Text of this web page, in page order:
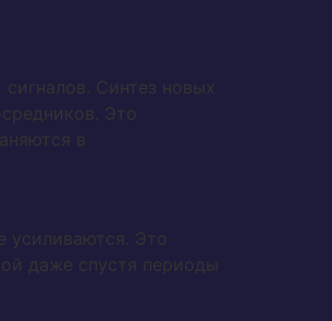
Синтез новых
Это
в
усиливаются. Это
даже спустя периоды